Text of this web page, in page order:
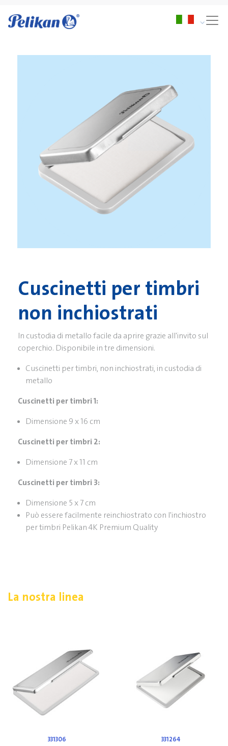
Cuscinetti per timbri
non inchiostrati
In custodia di metallo facile da aprire grazie all'invito sul
coperchio. Disponibile in tre dimensioni.
Cuscinetti per timbri, non inchiostrati, in custodia di
metallo
Cuscinetti per timbri 1:
Dimensione 9 x 16 cm
Cuscinetti per timbri 2:
Dimensione 7 x 11 cm
Cuscinetti per timbri 3:
Dimensione 5 x 7 cm
Può essere facilmente reinchiostrato con l'inchiostro
per timbri Pelikan 4K Premium Quality
La nostra linea
331306 331264